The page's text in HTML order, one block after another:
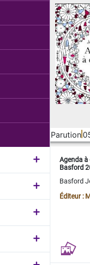
Parution
Agenda
Basford
Basford
Éditeur :